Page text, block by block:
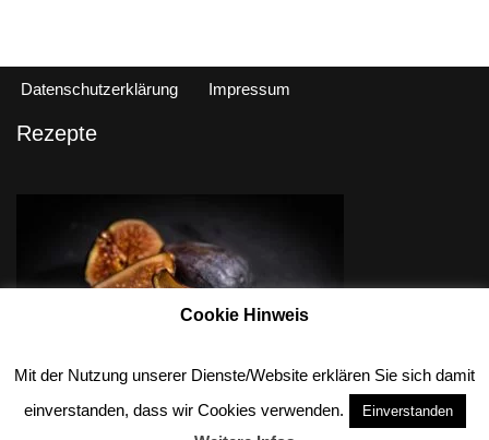
Datenschutzerklärung Impressum
Rezepte
Cookie Hinweis
Mit der Nutzung unserer Dienste/Website erklären Sie sich damit
einverstanden, dass wir Cookies verwenden.
Einverstanden